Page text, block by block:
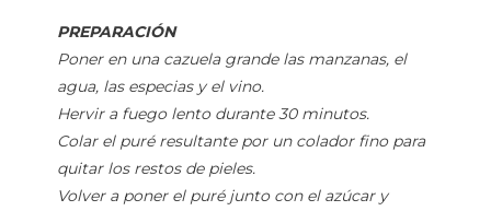
PREPARACIÓN
Poner en una cazuela grande las manzanas, el
agua, las especias y el vino.
Hervir a fuego lento durante 30 minutos.
Colar el puré resultante por un colador fino para
quitar los restos de pieles.
Volver a poner el puré junto con el azúcar y